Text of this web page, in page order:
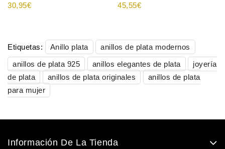
30,95€
45,55€
Etiquetas: Anillo plata
anillos de plata modernos
anillos de plata 925
anillos elegantes de plata
joyería
de plata
anillos de plata originales
anillos de plata
para mujer
Información De La Tienda